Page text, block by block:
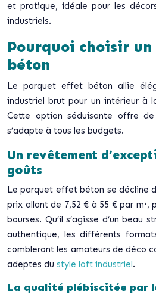
et pratique, idéale pour les
industriels.
Pourquoi choisir
béton
Le parquet effet béton allie
industriel brut pour un intérieur à
Cette option séduisante offre
s’adapte à tous les budgets.
Un revêtement
goûts
Le parquet effet béton se décline
prix allant de 7,52 € à 55 € par m²,
bourses. Qu’il s’agisse d’un beau
authentique, les différents
combleront les amateurs de déco
adeptes du style loft industriel.
La qualité plébiscitée par